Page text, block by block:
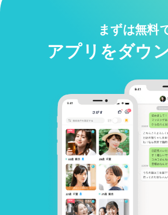
まずは無料
アプリをダウ